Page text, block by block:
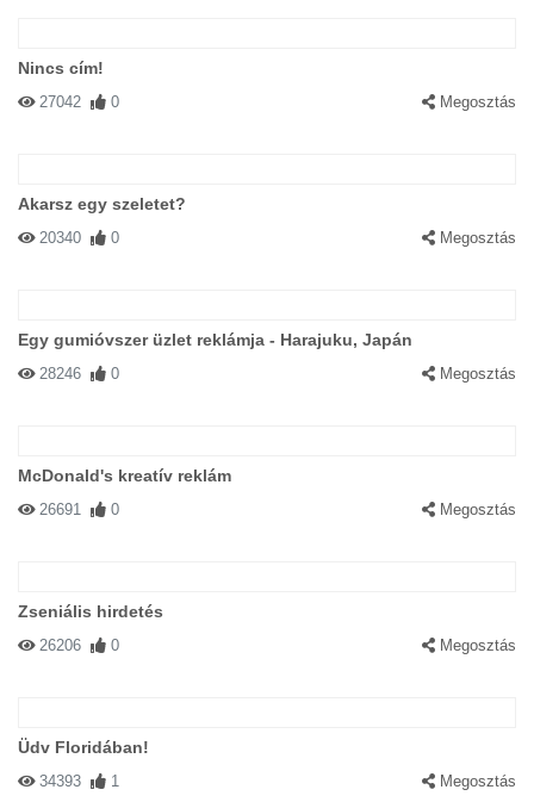
Nincs cím!
27042 0 Megosztás
Akarsz egy szeletet?
20340 0 Megosztás
Egy gumióvszer üzlet reklámja - Harajuku, Japán
28246 0 Megosztás
McDonald's kreatív reklám
26691 0 Megosztás
Zseniális hirdetés
26206 0 Megosztás
Üdv Floridában!
34393 1 Megosztás